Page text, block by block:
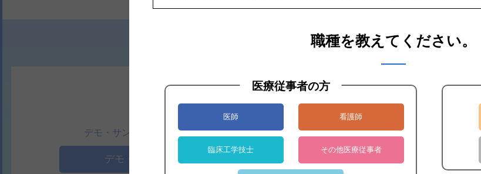
職種を教えてください。
医療従事者の方
医師 看護師
臨床工学技士 その他医療従事者
デモ・サンプルのご依頼はこちら
デモ・サンプル依頼へ
お見積りのご依頼はこちら
見積依頼へ